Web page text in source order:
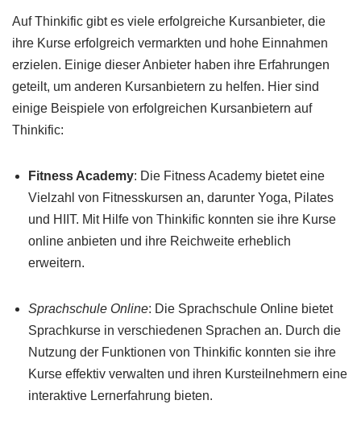
Auf Thinkific gibt es viele erfolgreiche Kursanbieter, die
ihre Kurse erfolgreich vermarkten und hohe Einnahmen
erzielen. Einige dieser Anbieter haben ihre Erfahrungen
geteilt, um anderen Kursanbietern zu helfen. Hier sind
einige Beispiele von erfolgreichen Kursanbietern auf
Thinkific:
Fitness Academy: Die Fitness Academy bietet eine
Vielzahl von Fitnesskursen an, darunter Yoga, Pilates
und HIIT. Mit Hilfe von Thinkific konnten sie ihre Kurse
online anbieten und ihre Reichweite erheblich
erweitern.
Sprachschule Online: Die Sprachschule Online bietet
Sprachkurse in verschiedenen Sprachen an. Durch die
Nutzung der Funktionen von Thinkific konnten sie ihre
Kurse effektiv verwalten und ihren Kursteilnehmern eine
interaktive Lernerfahrung bieten.